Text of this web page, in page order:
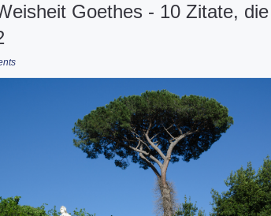
Goethes - 10 Zitate,